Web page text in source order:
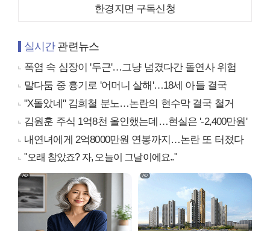
한경지면 구독신청
실시간관련뉴스
폭염 속 심장이 '두근'…그냥 넘겼다간 돌연사 위험
말다툼 중 흉기로 '어머니 살해'…18세 아들 결국
"X돌았네" 김희철 분노…논란의 현수막 결국 철거
김원훈 주식 1억8천 올인했는데…현실은 '-2,400만원'
내연녀에게 2억8000만원 연봉까지…논란 또 터졌다
"오래 참았죠? 자, 오늘이 그날이에요.."